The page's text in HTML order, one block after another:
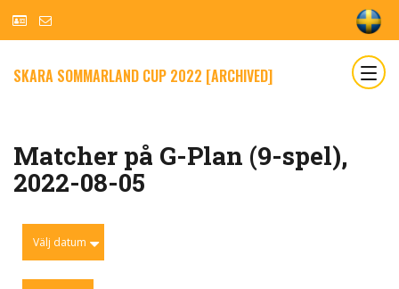
SKARA SOMMARLAND CUP 2022 [ARCHIVED]
Matcher på G-Plan (9-spel),
2022-08-05
Välj datum